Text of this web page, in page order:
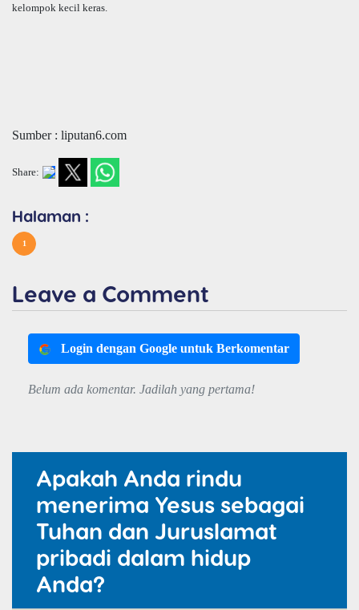
kelompok kecil keras.
Sumber : liputan6.com
Share:
Halaman :
1
Leave a Comment
Login dengan Google untuk Berkomentar
Belum ada komentar. Jadilah yang pertama!
Apakah Anda rindu
menerima Yesus sebagai
Tuhan dan Juruslamat
pribadi dalam hidup
Anda?